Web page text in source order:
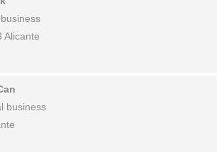
Alicante
business